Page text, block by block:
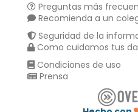
Preguntas más
Recomienda a un
Seguridad de la
Como cuidamos tus
Condiciones de uso
Prensa